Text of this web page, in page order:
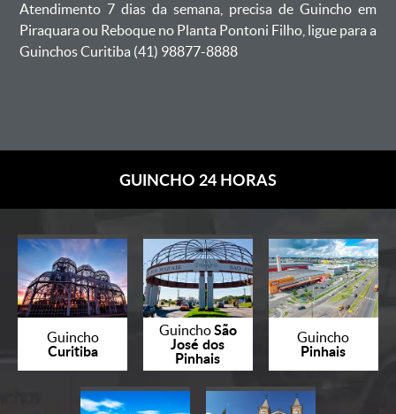
Atendimento 7 dias da semana, precisa de Guincho em
Piraquara ou Reboque no Planta Pontoni Filho, ligue para a
Guinchos Curitiba (41) 98877-8888
GUINCHO 24 HORAS
Guincho
Curitiba
GuinchoSão
José dos
Pinhais
Guincho
Pinhais